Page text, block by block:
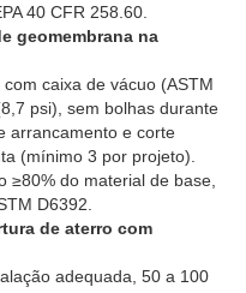
40 CFR 258.60.
geomembrana na
caixa de vácuo (ASTM
psi), sem bolhas durante
arrancamento e corte
(mínimo 3 por projeto).
≥80% do material de base,
D6392.
de aterro com
adequada, 50 a 100